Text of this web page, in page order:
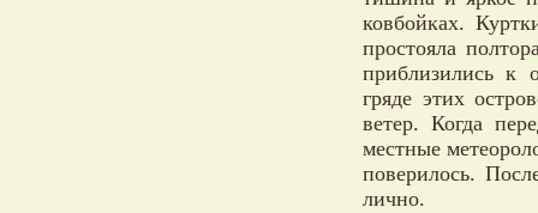
ковбойках.
простояла
приблизились к
гряде этих
ветер. Когда
местные
поверилось.
лично.